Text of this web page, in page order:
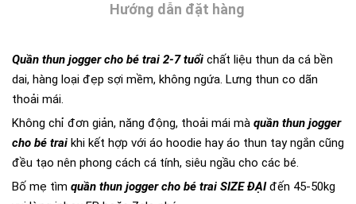
Hướng dẫn đặt hàng
Quần thun jogger cho bé trai 2-7 tuổi chất liệu thun da cá bền
dai, hàng loại đẹp sợi mềm, không ngứa. Lưng thun co dãn
thoải mái.
Không chỉ đơn giản, năng động, thoải mái mà quần thun jogger
cho bé trai khi kết hợp với áo hoodie hay áo thun tay ngắn cũng
đều tạo nên phong cách cá tính, siêu ngầu cho các bé.
Bố mẹ tìm quần thun jogger cho bé trai SIZE ĐẠIđến 45-50kg